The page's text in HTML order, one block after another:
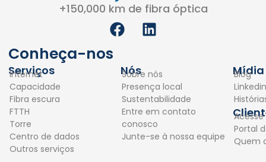
+150,000 km de fibra óptica
F
a
e
b
o
o
k
L
i
e
d
i
n
Conheça-nos
Serviços
Internet
Capacidade
Fibra escura
FTTH
Torre
Centro de dados
Outros serviços
Nós
Sobre nós
Presença local
Sustentabilidade
Entre em contato
conosco
Junte-se à nossa equipe
Mídia
Blog
Linkedin
Acesse
Portal
Quem